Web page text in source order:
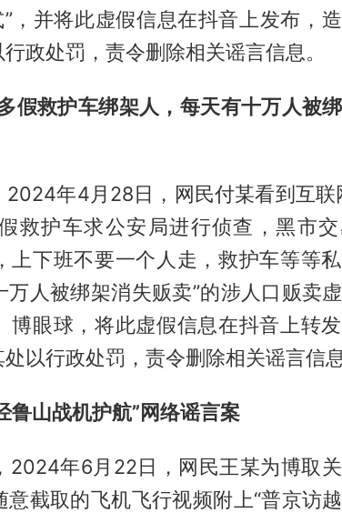
，并将此虚假信息在抖音上发布，
政处罚，责令删除相关谣言信息。
假救护车绑架人，每天有十万人被
年4月28日，网民付某看到互联
救护车求公安局进行侦查，黑市
上下班不要一个人走，救护车等等
人被绑架消失贩卖”的涉人口贩卖
博眼球，将此虚假信息在抖音上转
以行政处罚，责令删除相关谣言信息
鲁山战机护航”网络谣言案
年6月22日，网民王某为博取关
截取的飞机飞行视频附上“普京访